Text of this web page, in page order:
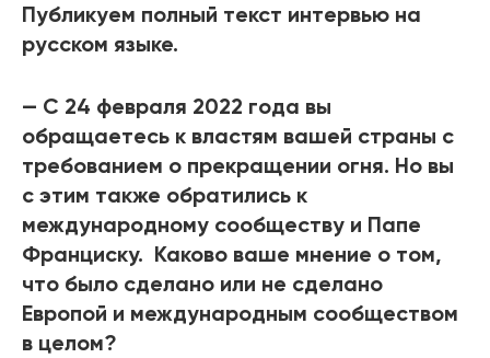
Публикуем полный текст интервью на
русском языке.
— С 24 февраля 2022 года вы
обращаетесь к властям вашей страны с
требованием о прекращении огня. Но вы
с этим также обратились к
международному сообществу и Папе
Франциску. Каково ваше мнение о том,
что было сделано или не сделано
Европой и международным сообществом
в целом?